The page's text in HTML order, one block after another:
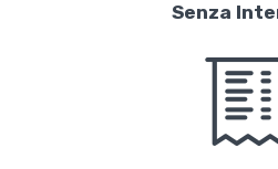
Senza